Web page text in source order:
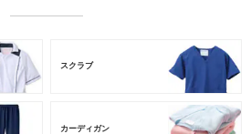
スクラブ
カーディガン